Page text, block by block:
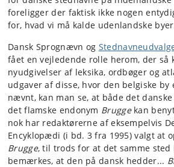
foreligger der faktisk ikke nogen
for, hvad vi må kalde udenlandske
Dansk Sprognævn og
fået en vejledende rolle herom, der så
nyudgivelser af leksika, ordbøger og
udgaver af disse, hvor den belgiske
nævnt, kan man se, at både det danske
det flamske endonym Bruggekan
nok har redaktørerne af eksempelvis
Encyklopædi (i bd. 3 fra 1995) valgt at
Brugge, til trods for at det samme sted
bemærkes, at den på dansk hedder...